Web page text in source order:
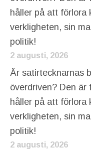
håller på att förlora
verkligheten, sin
politik!
2 augusti, 2026
Är satirtecknarnas
överdriven? Den är
håller på att förlora
verkligheten, sin
politik!
2 augusti, 2026